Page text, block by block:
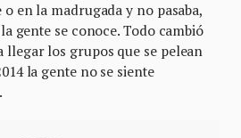
en la madrugada y no pasaba,
gente se conoce. Todo cambió
llegar los grupos que se pelean
la gente no se siente